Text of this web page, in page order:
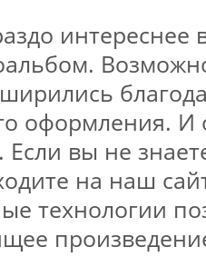
интереснее
оформления. И
вы не
на наш
технологии